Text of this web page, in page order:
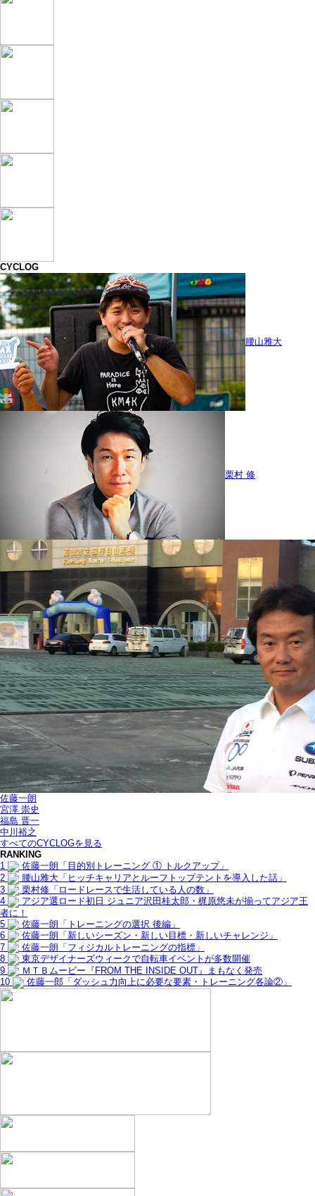
CYCLOG
腰山雅大
栗村 修
佐藤一朗
宮澤 崇史
福島 晋一
中川裕之
すべてのCYCLOGを見る
RANKING
1
佐藤一朗「目的別トレーニング ① トルクアップ」
2
腰山雅大「ヒッチキャリアとルーフトップテントを導入した話」
3
栗村修「ロードレースで生活している人の数」
4
アジア選ロード初日 ジュニア沢田桂太郎・梶原悠未が揃ってアジア王
者に！
5
佐藤一朗「トレーニングの選択 後編」
6
佐藤一朗「新しいシーズン・新しい目標・新しいチャレンジ」
7
佐藤一朗「フィジカルトレーニングの指標」
8
東京デザイナーズウィークで自転車イベントが多数開催
9
ＭＴＢムービー『FROM THE INSIDE OUT』まもなく発売
10
佐藤一郎「ダッシュ力向上に必要な要素・トレーニング各論②」